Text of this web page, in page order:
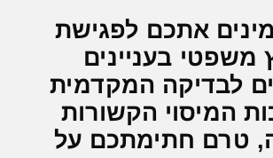
אתכם לפגישת
משפטי בעניינים
לבדיקה המקדמית
המיסוי הקשורות
טרם חתימתכם על